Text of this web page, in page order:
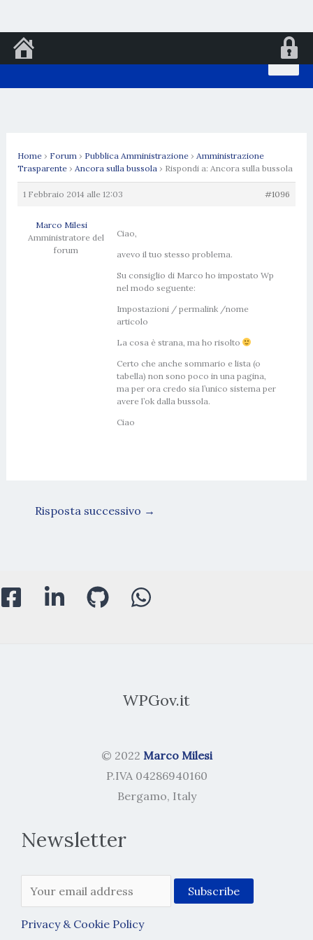
al
Home › Forum › Pubblica Amministrazione › Amministrazione
Trasparente › Ancora sulla bussola › Rispondi a: Ancora sulla bussola
1 Febbraio 2014 alle 12:03 #1096
Marco Milesi
Amministratore del
forum
Ciao,
avevo il tuo stesso problema.
Su consiglio di Marco ho impostato Wp
nel modo seguente:
Impostazioni / permalink /nome
articolo
La cosa è strana, ma ho risolto
Certo che anche sommario e lista (o
tabella) non sono poco in una pagina,
ma per ora credo sia l’unico sistema per
avere l’ok dalla bussola.
Ciao
Risposta successivo →
WPGov.it
© 2022 Marco Milesi
P.IVA 04286940160
Bergamo, Italy
Newsletter
Privacy & Cookie Policy